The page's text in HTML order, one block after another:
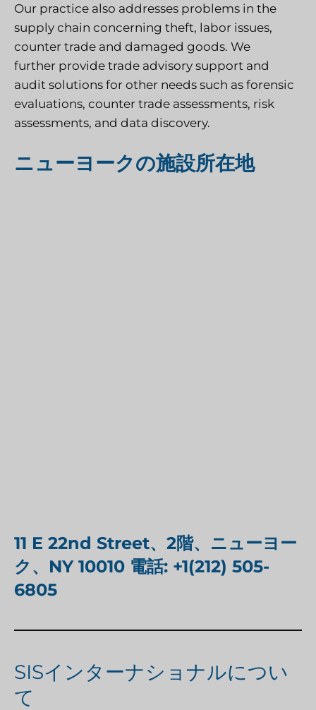
Our practice also addresses problems in the
supply chain concerning theft, labor issues,
counter trade and damaged goods. We
further provide trade advisory support and
audit solutions for other needs such as forensic
evaluations, counter trade assessments, risk
assessments, and data discovery.
ニューヨークの施設所在地
11 E 22nd Street、2階、ニューヨー
ク、NY 10010 電話: +1(212) 505-
6805
SISインターナショナルについ
て